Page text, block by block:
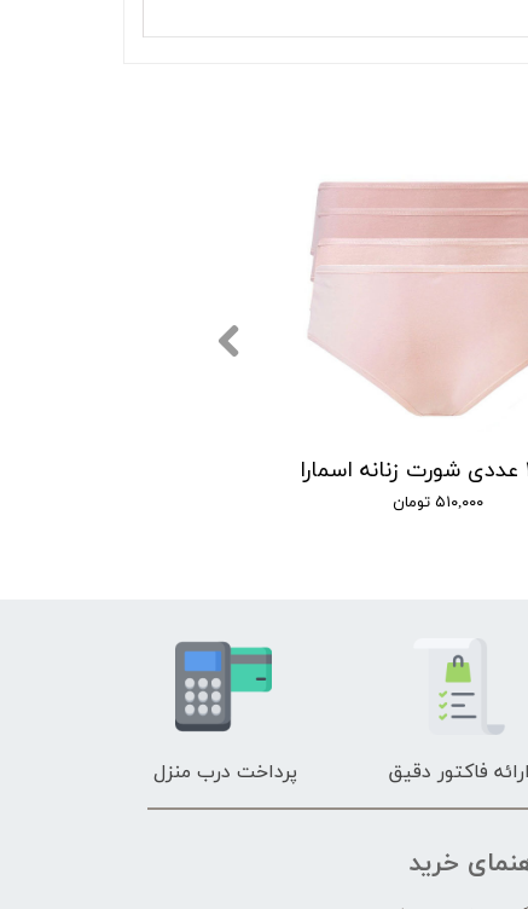
۵۱۰,۰۰۰ تومان
ارائه فاکتور دقیق پرداخت درب منزل
خرید